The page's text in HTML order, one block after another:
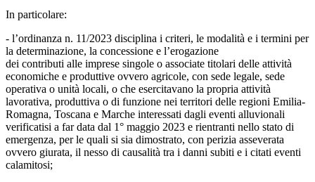
In particolare:
- l’ordinanza n. 11/2023 disciplina i criteri, le modalità e i termini per
la determinazione, la concessione e l’erogazione
dei contributi alle imprese singole o associate titolari delle attività
economiche e produttive ovvero agricole, con sede legale, sede
operativa o unità locali, o che esercitavano la propria attività
lavorativa, produttiva o di funzione nei territori delle regioni Emilia-
Romagna, Toscana e Marche interessati dagli eventi alluvionali
verificatisi a far data dal 1° maggio 2023 e rientranti nello stato di
emergenza, per le quali si sia dimostrato, con perizia asseverata
ovvero giurata, il nesso di causalità tra i danni subiti e i citati eventi
calamitosi;